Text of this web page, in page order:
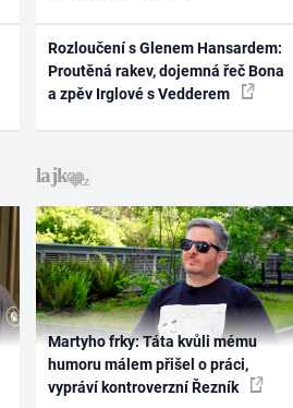
Rozloučení s Glenem Hansardem:
Proutěná rakev, dojemná řeč Bona
a zpěv Irglové s Vedderem
Martyho frky: Táta kvůli mému
humoru málem přišel o práci,
vypráví kontroverzní Řezník